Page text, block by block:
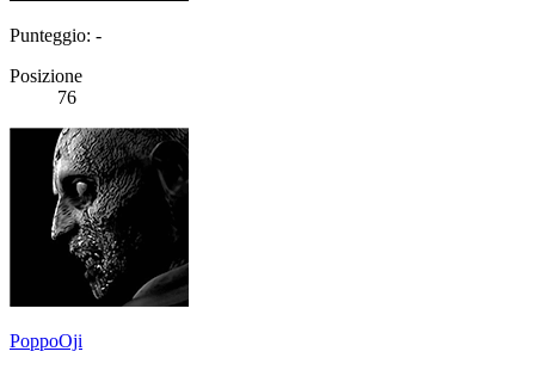
Punteggio: -
Posizione
76
PoppoOji